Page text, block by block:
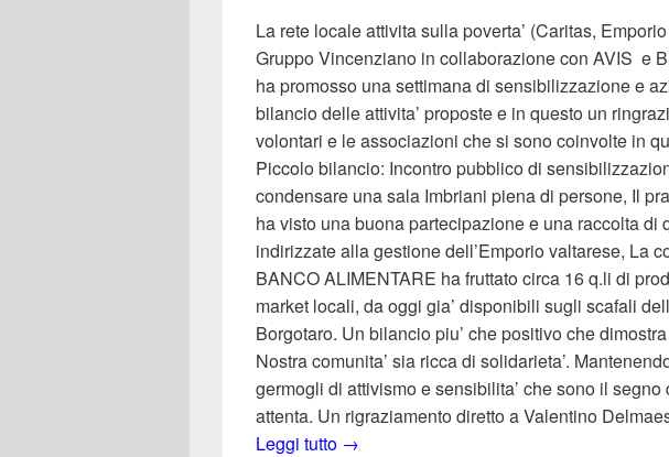
La rete locale attivita sulla poverta’ (Caritas,
Gruppo Vincenziano in collaborazione con AVIS e
ha promosso una settimana di sensibilizzazione e
bilancio delle attivita’ proposte e in questo un
volontari e le associazioni che si sono coinvolte in
Piccolo bilancio: Incontro pubblico di
condensare una sala Imbriani piena di persone, Il
ha visto una buona partecipazione e una raccolta di
indirizzate alla gestione dell’Emporio valtarese, La
BANCO ALIMENTARE ha fruttato circa 16 q.li di
market locali, da oggi gia’ disponibili sugli scafali
Borgotaro. Un bilancio piu’ che positivo che
Nostra comunita’ sia ricca di solidarieta’.
germogli di attivismo e sensibilita’ che sono il segno
attenta. Un rigraziamento diretto a Valentino
Leggi tutto Bilanci: Una settimana solidale.
→